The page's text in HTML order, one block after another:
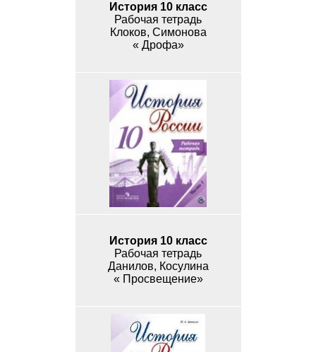
История 10 класс
Рабочая тетрадь
Клоков, Симонова
« Дрофа»
История 10 класс
Рабочая тетрадь
Данилов, Косулина
« Просвещение»